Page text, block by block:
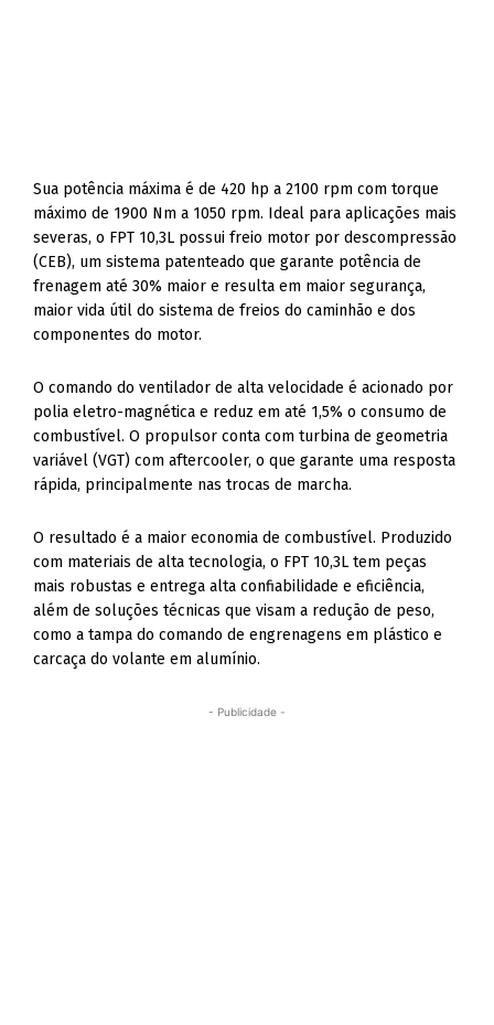
Sua potência máxima é de 420 hp a 2100 rpm com torque
máximo de 1900 Nm a 1050 rpm. Ideal para aplicações mais
severas, o FPT 10,3L possui freio motor por descompressão
(CEB), um sistema patenteado que garante potência de
frenagem até 30% maior e resulta em maior segurança,
maior vida útil do sistema de freios do caminhão e dos
componentes do motor.
O comando do ventilador de alta velocidade é acionado por
polia eletro-magnética e reduz em até 1,5% o consumo de
combustível. O propulsor conta com turbina de geometria
variável (VGT) com aftercooler, o que garante uma resposta
rápida, principalmente nas trocas de marcha.
O resultado é a maior economia de combustível. Produzido
com materiais de alta tecnologia, o FPT 10,3L tem peças
mais robustas e entrega alta confiabilidade e eficiência,
além de soluções técnicas que visam a redução de peso,
como a tampa do comando de engrenagens em plástico e
carcaça do volante em alumínio.
- Publicidade -